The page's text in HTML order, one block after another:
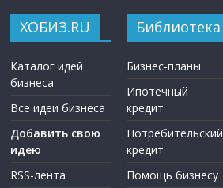
ХОБИЗ.RU
Каталог идей
бизнеса
Все идеи бизнеса
Добавить свою
идею
RSS-лента
Библиотека
Бизнес-планы
Ипотечный
кредит
Потребительский
кредит
Помощь бизнесу